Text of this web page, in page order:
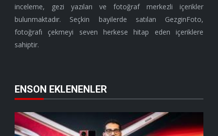
inceleme, gezi yazıları ve fotoğraf merkezli içerikler
bulunmaktadır. Seçkin bayilerde satılan GezginFoto,
fotoğrafı çekmeyi seven herkese hitap eden içeriklere
sahiptir.
ENSON EKLENENLER